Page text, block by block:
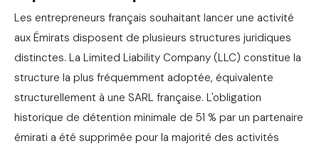
Les entrepreneurs français souhaitant lancer une activité
aux Émirats disposent de plusieurs structures juridiques
distinctes. La Limited Liability Company (LLC) constitue la
structure la plus fréquemment adoptée, équivalente
structurellement à une SARL française. L'obligation
historique de détention minimale de 51 % par un partenaire
émirati a été supprimée pour la majorité des activités